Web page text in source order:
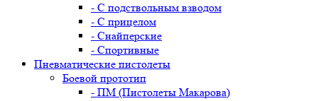
- С подствольным взводом
- С прицелом
- Снайперские
- Спортивные
Пневматические пистолеты
Боевой прототип
- ПМ (Пистолеты Макарова)